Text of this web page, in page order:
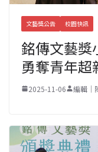
文藝獎公告 校園快訊
銘傳文藝獎
勇奪青年超
2025-11-06 編輯｜